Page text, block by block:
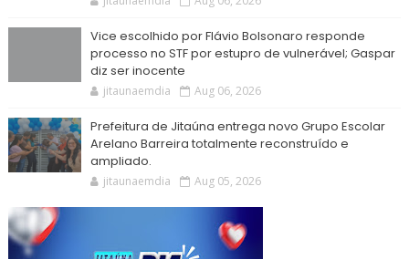
Vice escolhido por Flávio Bolsonaro responde
processo no STF por estupro de vulnerável; Gaspar
diz ser inocente
jitaunaemdia Aug 06, 2026
Prefeitura de Jitaúna entrega novo Grupo Escolar
Arelano Barreira totalmente reconstruído e
ampliado.
jitaunaemdia Aug 05, 2026